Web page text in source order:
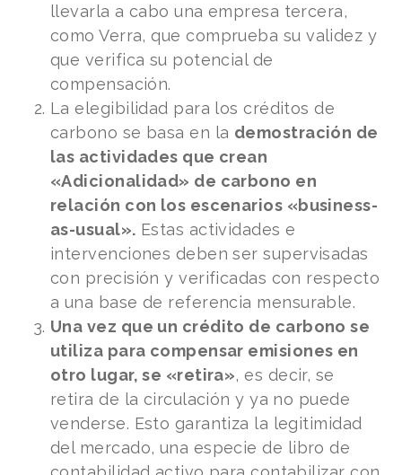
llevarla a cabo una empresa tercera,
como Verra, que comprueba su validez y
que verifica su potencial de
compensación.
La elegibilidad para los créditos de
carbono se basa en la demostración de
las actividades que crean
«Adicionalidad» de carbono en
relación con los escenarios «business-
as-usual». Estas actividades e
intervenciones deben ser supervisadas
con precisión y verificadas con respecto
a una base de referencia mensurable.
Una vez que un crédito de carbono se
utiliza para compensar emisiones en
otro lugar, se «retira», es decir, se
retira de la circulación y ya no puede
venderse. Esto garantiza la legitimidad
del mercado, una especie de libro de